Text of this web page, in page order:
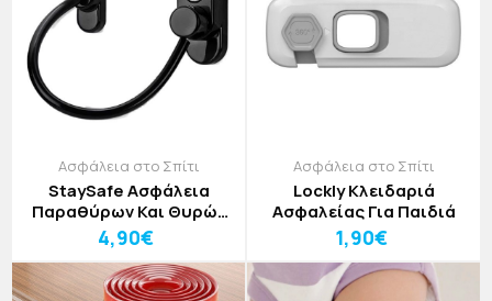
Ασφάλεια στο Σπίτι
StaySafe Ασφάλεια
Παραθύρων Και Θυρών
Με Καλώδιο
4,90€
Ασφάλεια στο Σπίτι
Lockly Κλειδαριά
Ασφαλείας Για Παιδιά
1,90€